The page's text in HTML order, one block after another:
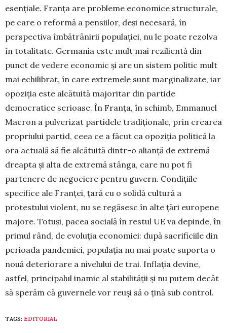
esențiale. Franța are pro­bleme economice structurale,
pe care o reformă a pensiilor, deși necesară, în
perspectiva îmbătrânirii populației, nu le poate rezolva
în totalitate. Germania este mult mai rezilientă din
punct de vedere econo­mic și are un sistem politic mult
mai echilibrat, în care extremele sunt marginalizate, iar
opoziția este alcătuită majoritar din partide
democratice serioase. În Franța, în schimb, Emmanuel
Macron a pulverizat partidele tradiționale, prin crearea
propriului partid, ceea ce a făcut ca opoziția politică la
ora actuală să fie alcătuită dintr-o alianță de extremă
dreapta și alta de extremă stânga, care nu pot fi
partenere de ne­gociere pentru guvern. Condițiile
specifice ale Franței, țară cu o solidă cultură a
protestului violent, nu se regăsesc în alte țări europene
majore. Totuși, pa­cea socială în restul UE va depinde, în
primul rând, de evoluția economiei: după sacrificiile din
pe­rioada pandemiei, populația nu mai poate suporta o
nouă deteriorare a nivelului de trai. Inflația devine,
astfel, principalul inamic al stabilității și nu putem decât
să sperăm că guvernele vor reuși să o țină sub control.
TAGS: EDITORIAL